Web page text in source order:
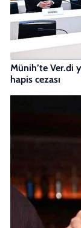
Münih’te Ver.di
hapis cezası